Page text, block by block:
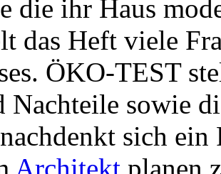
die ihr Haus
das Heft viele
ÖKO-TEST
Nachteile sowie
sich ein
Architekt planen